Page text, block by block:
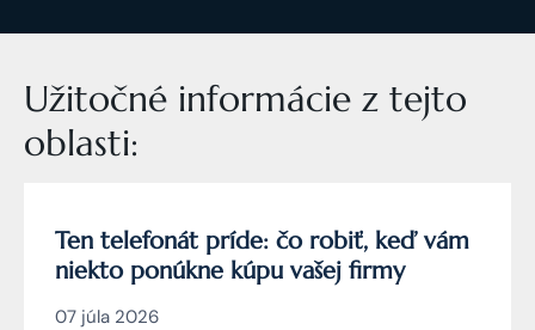
Užitočné informácie z tejto
oblasti:
Ten telefonát príde: čo robiť, keď vám
niekto ponúkne kúpu vašej firmy
07 júla 2026